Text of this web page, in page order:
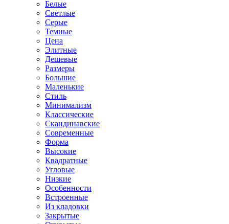
Белые
Светлые
Серые
Темные
Цена
Элитные
Дешевые
Размеры
Большие
Маленькие
Стиль
Минимализм
Классические
Скандинавские
Современные
Форма
Высокие
Квадратные
Угловые
Низкие
Особенности
Встроенные
Из кладовки
Закрытые